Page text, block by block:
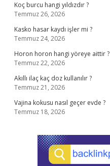
Koç burcu hangi yıldızdır ?
Temmuz 26, 2026
Kasko hasar kaydı işler mi ?
Temmuz 24, 2026
Horon horon hangi yöreye aittir ?
Temmuz 22, 2026
Akıllı ilaç kaç doz kullanılır ?
Temmuz 21, 2026
Vajina kokusu nasıl geçer evde ?
Temmuz 18, 2026